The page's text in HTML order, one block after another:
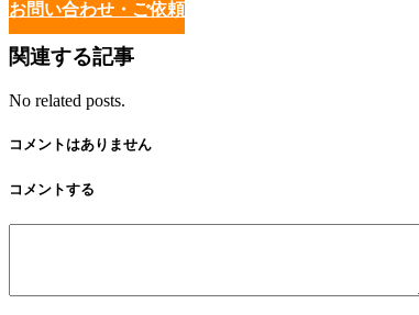
お問い合わせ・ご依頼
関連する記事
No related posts.
コメントはありません
コメントする